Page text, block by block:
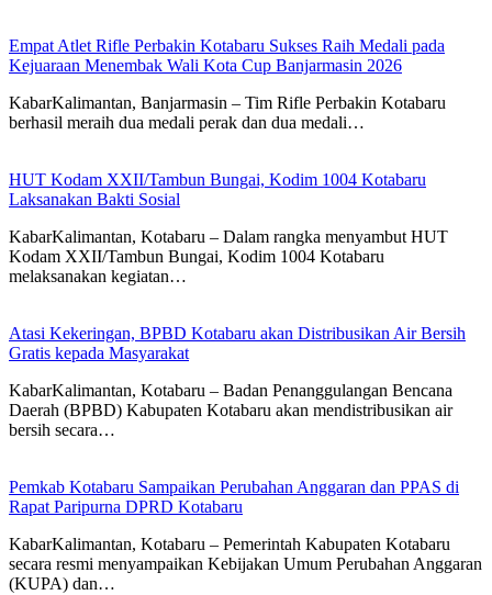
Empat Atlet Rifle Perbakin Kotabaru Sukses Raih Medali pada
Kejuaraan Menembak Wali Kota Cup Banjarmasin 2026
KabarKalimantan, Banjarmasin – Tim Rifle Perbakin Kotabaru
berhasil meraih dua medali perak dan dua medali…
HUT Kodam XXII/Tambun Bungai, Kodim 1004 Kotabaru
Laksanakan Bakti Sosial
KabarKalimantan, Kotabaru – Dalam rangka menyambut HUT
Kodam XXII/Tambun Bungai, Kodim 1004 Kotabaru
melaksanakan kegiatan…
Atasi Kekeringan, BPBD Kotabaru akan Distribusikan Air Bersih
Gratis kepada Masyarakat
KabarKalimantan, Kotabaru – Badan Penanggulangan Bencana
Daerah (BPBD) Kabupaten Kotabaru akan mendistribusikan air
bersih secara…
Pemkab Kotabaru Sampaikan Perubahan Anggaran dan PPAS di
Rapat Paripurna DPRD Kotabaru
KabarKalimantan, Kotabaru – Pemerintah Kabupaten Kotabaru
secara resmi menyampaikan Kebijakan Umum Perubahan Anggaran
(KUPA) dan…